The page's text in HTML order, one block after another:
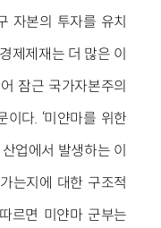
자본의 투자를 유치
제제재는 더 많은 이
잠근 국가자본주의
다. ‘미얀마를 위한
업에서 발생하는 이
는지에 대한 구조적
르면 미얀마 군부는